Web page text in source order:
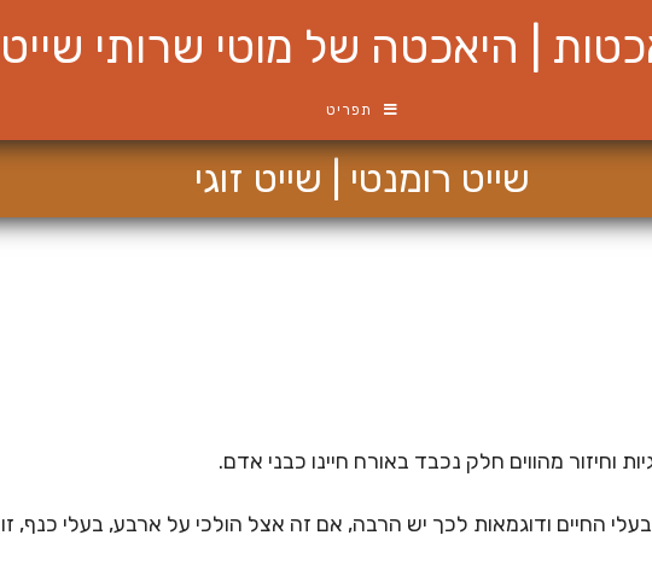
| היאכטה של מוטי שרותי שייט
תפריט
שייט רומנטי | שייט זוגי
וחיזור מהווים חלק נכבד באורח חיינו כבני אדם.
החיים ודוגמאות לכך יש הרבה, אם זה אצל הולכי על ארבע, בעלי כנף,